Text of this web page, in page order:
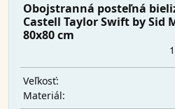
Obojstranná posteľná
Castell Taylor Swift by Sid
80x80 cm
Veľkosť:
Materiál: